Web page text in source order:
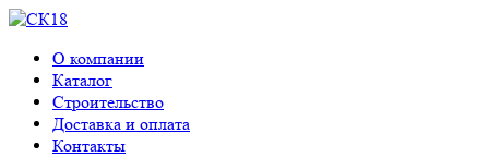
О компании
Каталог
Строительство
Доставка и оплата
Контакты